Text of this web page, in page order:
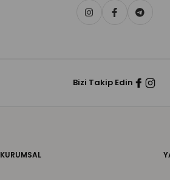
Bizi Takip Edin
KURUMSAL